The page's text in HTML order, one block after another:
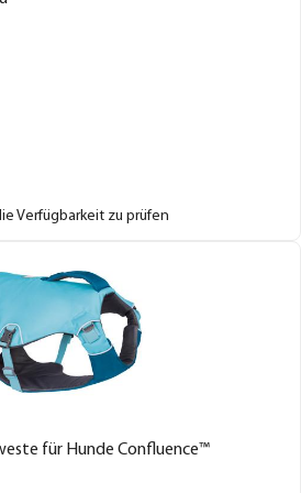
Verfügbarkeit zu prüfen
für Hunde Confluence™